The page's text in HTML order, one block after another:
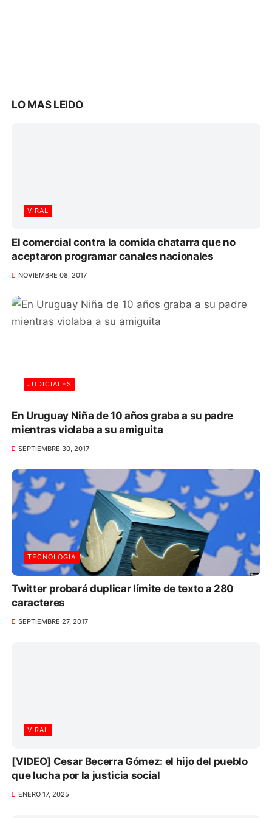
LO MAS LEIDO
VIRAL
El comercial contra la comida chatarra que no
aceptaron programar canales nacionales
NOVIEMBRE 08, 2017
JUDICIALES
En Uruguay Niña de 10 años graba a su padre
mientras violaba a su amiguita
SEPTIEMBRE 30, 2017
TECNOLOGIA
Twitter probará duplicar límite de texto a 280
caracteres
SEPTIEMBRE 27, 2017
VIRAL
[VIDEO] Cesar Becerra Gómez: el hijo del pueblo
que lucha por la justicia social
ENERO 17, 2025